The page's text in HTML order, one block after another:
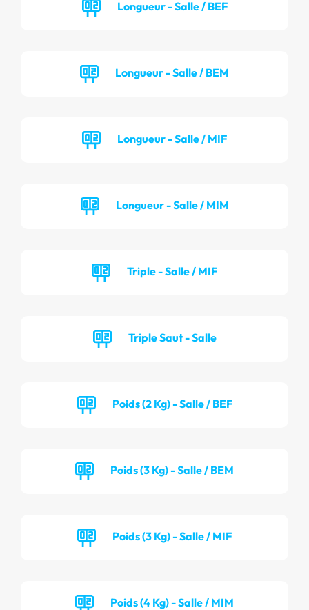
Longueur - Salle / BEF
Longueur - Salle / BEM
Longueur - Salle / MIF
Longueur - Salle / MIM
Triple - Salle / MIF
Triple Saut - Salle
Poids (2 Kg) - Salle / BEF
Poids (3 Kg) - Salle / BEM
Poids (3 Kg) - Salle / MIF
Poids (4 Kg) - Salle / MIM